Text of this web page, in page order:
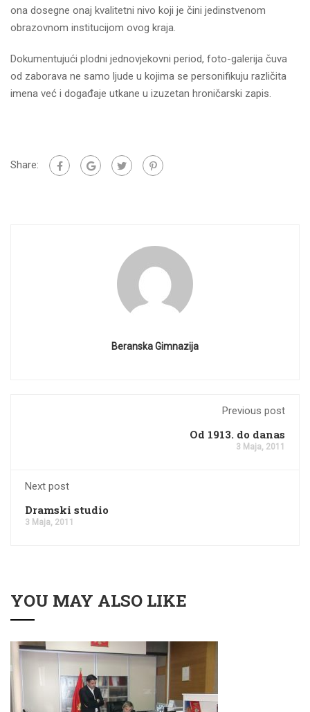
ona dosegne onaj kvalitetni nivo koji je čini jedinstvenom
obrazovnom institucijom ovog kraja.
Dokumentujući plodni jednovjekovni period, foto-galerija čuva
od zaborava ne samo ljude u kojima se personifikuju različita
imena već i događaje utkane u izuzetan hroničarski zapis.
Share:
Beranska Gimnazija
Previous post
Od 1913. do danas
3 Maja, 2011
Next post
Dramski studio
3 Maja, 2011
YOU MAY ALSO LIKE